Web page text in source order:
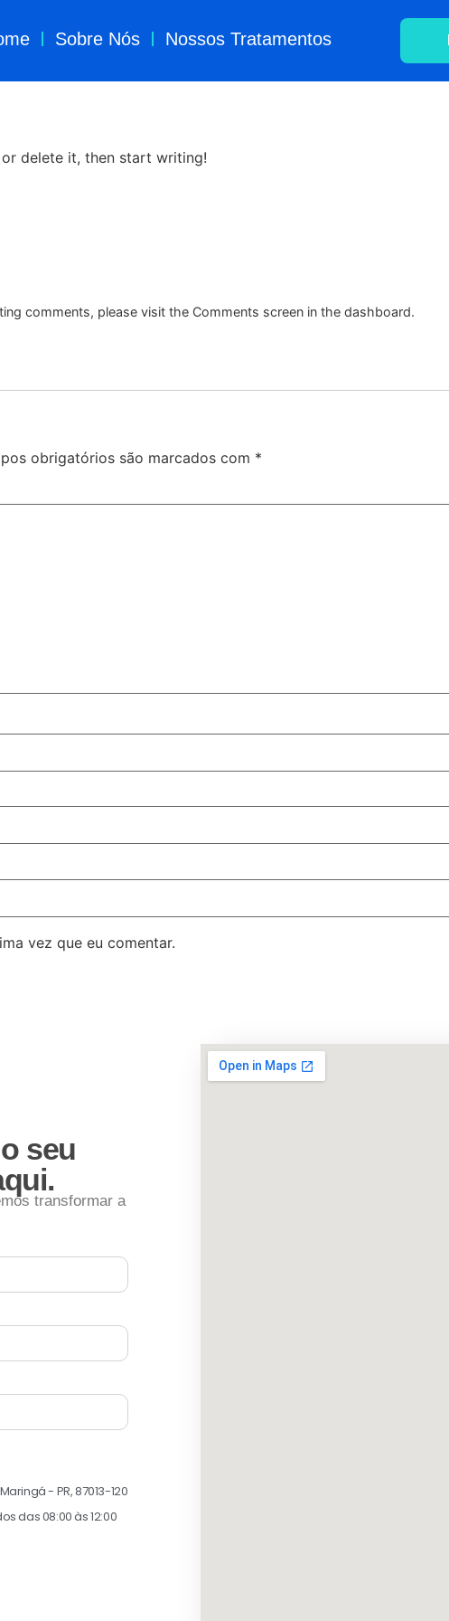
Sobre Nós Nossos Tratamentos
delete it, then start writing!
comments, please visit the Comments screen in the dashboard.
obrigatórios são marcados com *
vez que eu comentar.
seu
transformar a
- PR, 87013-120
das 08:00 às 12:00